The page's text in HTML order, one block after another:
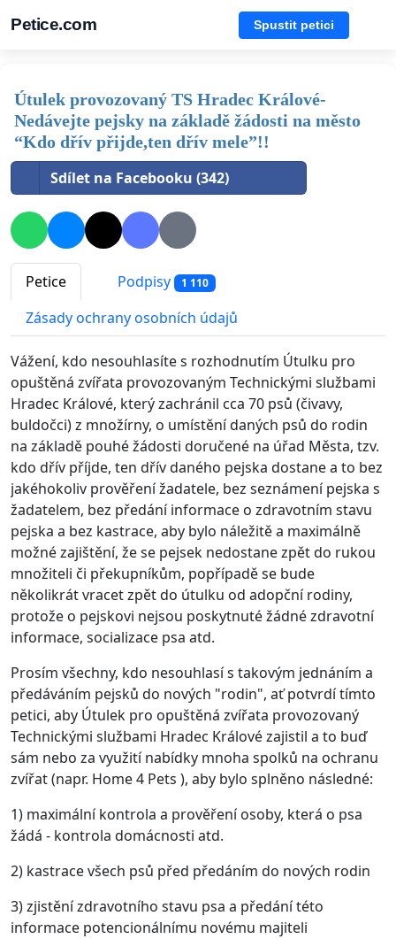
Petice.com Spustit petici
Útulek provozovaný TS Hradec Králové-
Nedávejte pejsky na základě žádosti na město
“Kdo dřív přijde,ten dřív mele”!!
Sdílet na Facebooku (342)
Petice Podpisy 1 110
Zásady ochrany osobních údajů
Vážení, kdo nesouhlasíte s rozhodnutím Útulku pro
opuštěná zvířata provozovaným Technickými službami
Hradec Králové, který zachránil cca 70 psů (čivavy,
buldočci) z množírny, o umístění daných psů do rodin
na základě pouhé žádosti doručené na úřad Města, tzv.
kdo dřív příjde, ten dřív daného pejska dostane a to bez
jakéhokoliv prověření žadatele, bez seznámení pejska s
žadatelem, bez předání informace o zdravotním stavu
pejska a bez kastrace, aby bylo náležitě a maximálně
možné zajištění, že se pejsek nedostane zpět do rukou
množiteli či překupníkům, popřípadě se bude
několikrát vracet zpět do útulku od adopční rodiny,
protože o pejskovi nejsou poskytnuté žádné zdravotní
informace, socializace psa atd.
Prosím všechny, kdo nesouhlasí s takovým jednáním a
předáváním pejsků do nových "rodin", ať potvrdí tímto
petici, aby Útulek pro opuštěná zvířata provozovaný
Technickými službami Hradec Králové zajistil a to buď
sám nebo za využití nabídky mnoha spolků na ochranu
zvířat (napr. Home 4 Pets ), aby bylo splněno následné:
1) maximální kontrola a prověření osoby, která o psa
žádá - kontrola domácnosti atd.
2) kastrace všech psů před předáním do nových rodin
3) zjistění zdravotního stavu psa a předání této
informace potencionálnímu novému majiteli